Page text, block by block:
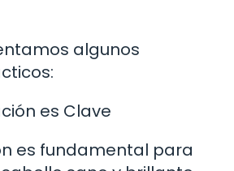
algunos
es Clave
es fundamental para